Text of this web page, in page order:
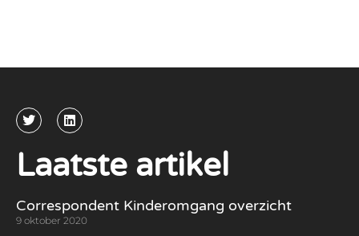
Laatste artikel
Correspondent Kinderomgang overzicht
9 oktober 2020